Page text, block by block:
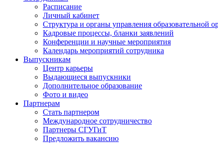
Расписание
Личный кабинет
Структура и органы управления образовательной
Кадровые процессы, бланки заявлений
Конференции и научные мероприятия
Календарь мероприятий сотрудника
Выпускникам
Центр карьеры
Выдающиеся выпускники
Дополнительное образование
Фото и видео
Партнерам
Стать партнером
Международное сотрудничество
Партнеры СГУГиТ
Предложить вакансию